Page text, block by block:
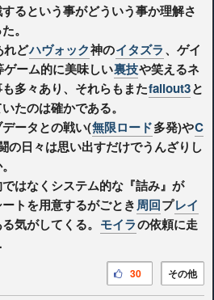
るという事がどういう事か理解さ
。
れどハヴォック神のイタズラ、ゲイ
ゲーム的に美味しい裏技や笑えるネ
多々あり、それらもまたfallout3と
たのは確かである。
ータとの戦い(無限ロード多発)やC
の日々は思い出すだけでうんざりし
はなくシステム的な『詰み』が
トを用意するがごとき周回プレイ
気がしてくる。 モイラの依頼に走
その他
30